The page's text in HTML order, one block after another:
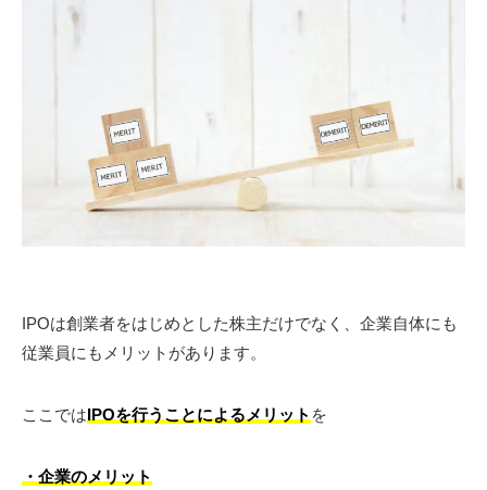
IPOは創業者をはじめとした株主だけでなく、企業自体にも
従業員にもメリットがあります。
ここではIPOを行うことによるメリット を
・企業のメリット